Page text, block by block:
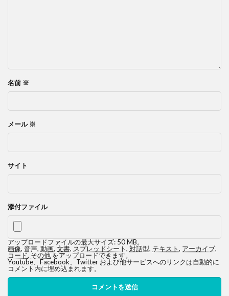
名前 ※
メール ※
サイト
添付ファイル
アップロードファイルの最大サイズ: 50 MB。
画像, 音声, 動画, 文書, スプレッドシート, 対話型, テキスト, アーカイブ,
コード,その他をアップロードできます。
Youtube、Facebook、Twitter および他サービスへのリンクは自動的に
コメント内に埋め込まれます。